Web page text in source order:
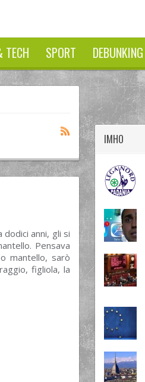
TECH SPORT DEBUNKING
dodici anni, gli si
Pensava
mantello, sarò
figliola, la
IMHO